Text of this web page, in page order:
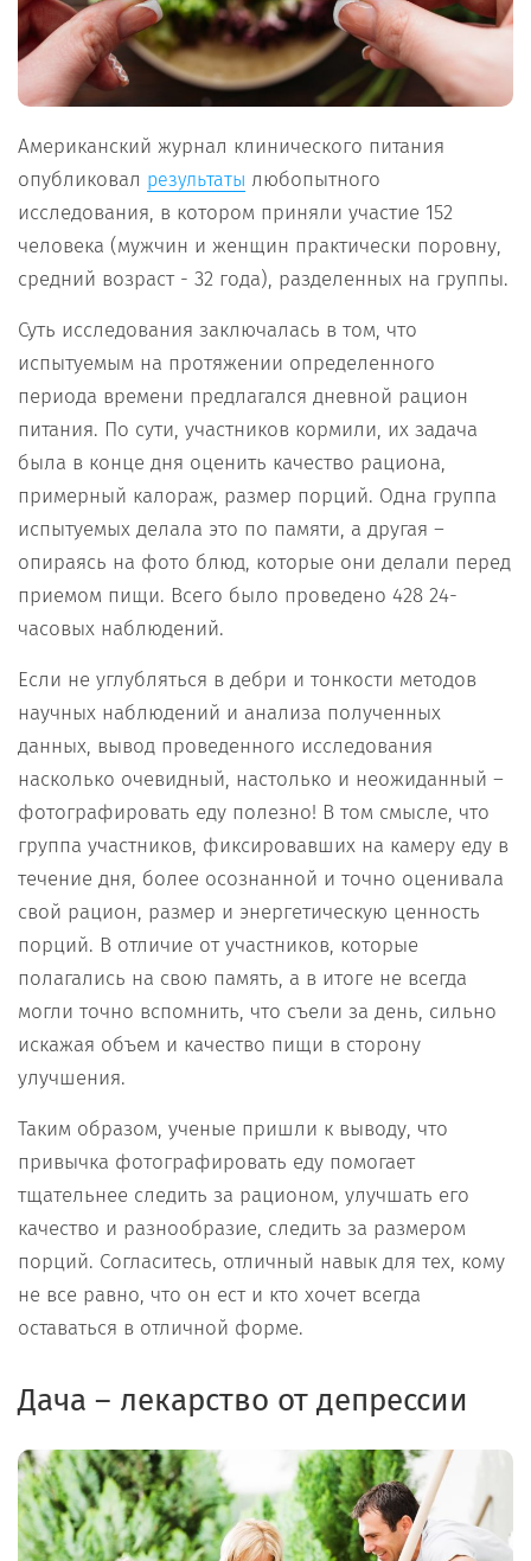
Американский журнал клинического питания
опубликовал результаты любопытного
исследования, в котором приняли участие 152
человека (мужчин и женщин практически поровну,
средний возраст - 32 года), разделенных на группы.
Суть исследования заключалась в том, что
испытуемым на протяжении определенного
периода времени предлагался дневной рацион
питания. По сути, участников кормили, их задача
была в конце дня оценить качество рациона,
примерный калораж, размер порций. Одна группа
испытуемых делала это по памяти, а другая –
опираясь на фото блюд, которые они делали перед
приемом пищи. Всего было проведено 428 24-
часовых наблюдений.
Если не углубляться в дебри и тонкости методов
научных наблюдений и анализа полученных
данных, вывод проведенного исследования
насколько очевидный, настолько и неожиданный –
фотографировать еду полезно! В том смысле, что
группа участников, фиксировавших на камеру еду в
течение дня, более осознанной и точно оценивала
свой рацион, размер и энергетическую ценность
порций. В отличие от участников, которые
полагались на свою память, а в итоге не всегда
могли точно вспомнить, что съели за день, сильно
искажая объем и качество пищи в сторону
улучшения.
Таким образом, ученые пришли к выводу, что
привычка фотографировать еду помогает
тщательнее следить за рационом, улучшать его
качество и разнообразие, следить за размером
порций. Согласитесь, отличный навык для тех, кому
не все равно, что он ест и кто хочет всегда
оставаться в отличной форме.
Дача – лекарство от депрессии